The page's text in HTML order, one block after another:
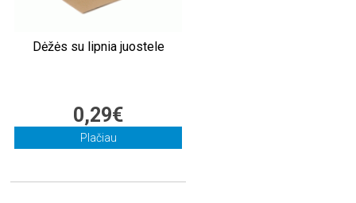
Dėžės su lipnia juostele
0,29€
Plačiau